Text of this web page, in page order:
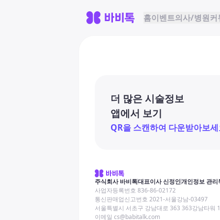
홈이벤트의사/병원커
더 많은 시술정보
앱에서 보기
QR을 스캔하여 다운받아보세
주식회사 바비톡대표이사 신정인개인정보 관리
사업자등록번호 836-86-02172
통신판매업신고번호 2021-서울강남-03497
서울특별시 서초구 강남대로 363 363강남타워
이메일 cs@babitalk.com